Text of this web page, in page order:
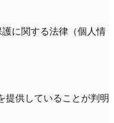
に関する法律（個人情
提供していることが判明